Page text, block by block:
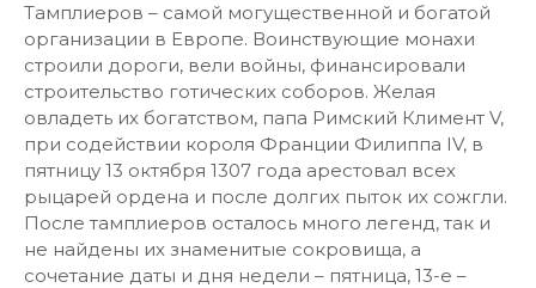
Тамплиеров – самой могущественной и богатой
организации в Европе. Воинствующие монахи
строили дороги, вели войны, финансировали
строительство готических соборов. Желая
овладеть их богатством, папа Римский Климент V,
при содействии короля Франции Филиппа IV, в
пятницу 13 октября 1307 года арестовал всех
рыцарей ордена и после долгих пыток их сожгли.
После тамплиеров осталось много легенд, так и
не найдены их знаменитые сокровища, а
сочетание даты и дня недели – пятница, 13-е –